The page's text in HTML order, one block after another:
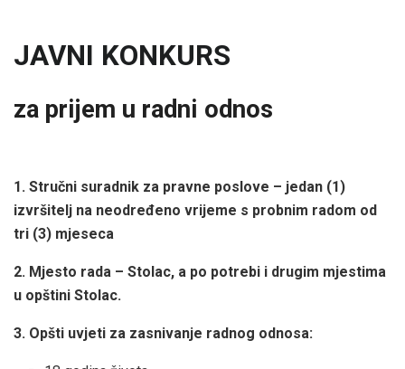
JAVNI KONKURS
za prijem u radni odnos
1. Stručni suradnik za pravne poslove – jedan (1)
izvršitelj na neodređeno vrijeme s probnim radom od
tri (3) mjeseca
2. Mjesto rada – Stolac, a po potrebi i drugim mjestima
u opštini Stolac.
3. Opšti uvjeti za zasnivanje radnog odnosa: